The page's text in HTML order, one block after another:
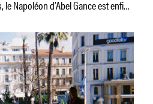
Napoléon d’Abel Gance est enfin